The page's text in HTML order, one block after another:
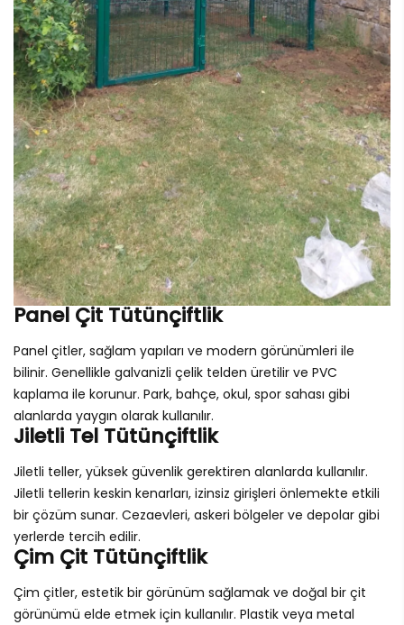
Panel Çit Tütünçiftlik
Panel çitler, sağlam yapıları ve modern görünümleri ile
bilinir. Genellikle galvanizli çelik telden üretilir ve PVC
kaplama ile korunur. Park, bahçe, okul, spor sahası gibi
alanlarda yaygın olarak kullanılır.
Jiletli Tel Tütünçiftlik
Jiletli teller, yüksek güvenlik gerektiren alanlarda kullanılır.
Jiletli tellerin keskin kenarları, izinsiz girişleri önlemekte etkili
bir çözüm sunar. Cezaevleri, askeri bölgeler ve depolar gibi
yerlerde tercih edilir.
Çim Çit Tütünçiftlik
Çim çitler, estetik bir görünüm sağlamak ve doğal bir çit
görünümü elde etmek için kullanılır. Plastik veya metal